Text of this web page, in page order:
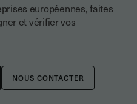
européennes, faites
et vérifier vos
NOUS CONTACTER